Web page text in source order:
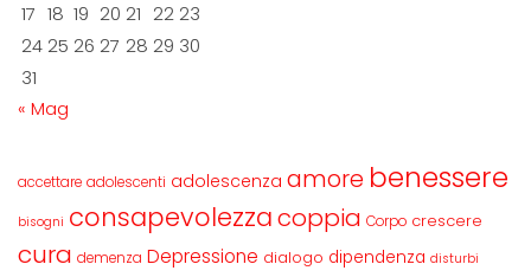
17 18 19 20 21 22 23
24 25 26 27 28 29 30
31
« Mag
accettare adolescenti adolescenza amore benessere
bisogni consapevolezzacoppia Corpo crescere
cura demenza Depressione dialogo dipendenza disturbi